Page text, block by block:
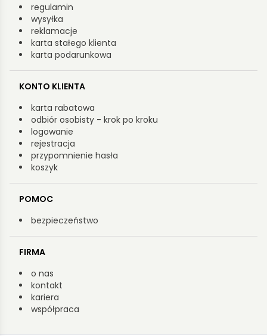
regulamin
wysyłka
reklamacje
karta stałego klienta
karta podarunkowa
KONTO KLIENTA
karta rabatowa
odbiór osobisty - krok po kroku
logowanie
rejestracja
przypomnienie hasła
koszyk
POMOC
bezpieczeństwo
FIRMA
o nas
kontakt
kariera
współpraca